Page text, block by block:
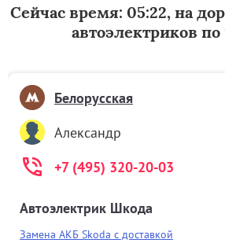
Сейчас время: 05:22, на
автоэлектриков по
Белорусская
Александр
+7 (495) 320-20-03
Автоэлектрик Шкода
Замена АКБ Skoda с доставкой